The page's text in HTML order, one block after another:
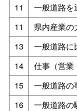
11
一般道路を
11
県内産業の
13
一般道路に
14
仕事（営業
15
一般道路の
16
一般道路の